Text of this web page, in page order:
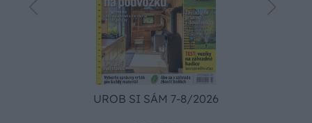
UROB SI SÁM 7-8/2026